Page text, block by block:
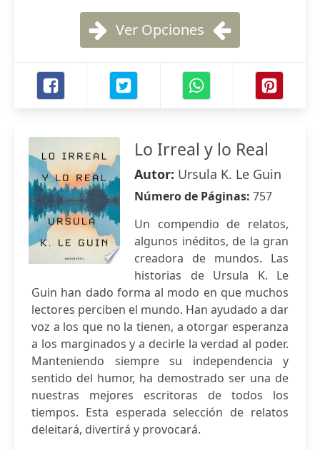
Ver Opciones
Lo Irreal y lo Real
Autor: Ursula K. Le Guin
Número de Páginas: 757
Un compendio de relatos,
algunos inéditos, de la gran
creadora de mundos. Las
historias de Ursula K. Le
Guin han dado forma al modo en que muchos
lectores perciben el mundo. Han ayudado a dar
voz a los que no la tienen, a otorgar esperanza
a los marginados y a decirle la verdad al poder.
Manteniendo siempre su independencia y
sentido del humor, ha demostrado ser una de
nuestras mejores escritoras de todos los
tiempos. Esta esperada selección de relatos
deleitará, divertirá y provocará.